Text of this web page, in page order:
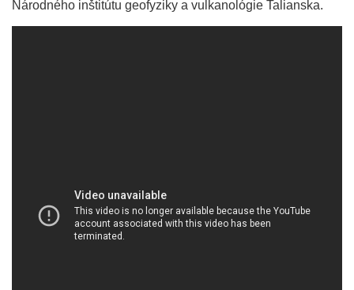
Národného inštitútu geofyziky a vulkanológie Talianska.